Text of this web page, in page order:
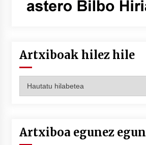
Artxiboak hilez hile
hilez
Artxiboa egunez egun